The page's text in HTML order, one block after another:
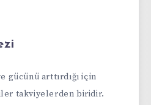
gücünü arttırdığı için
takviyelerden biridir.